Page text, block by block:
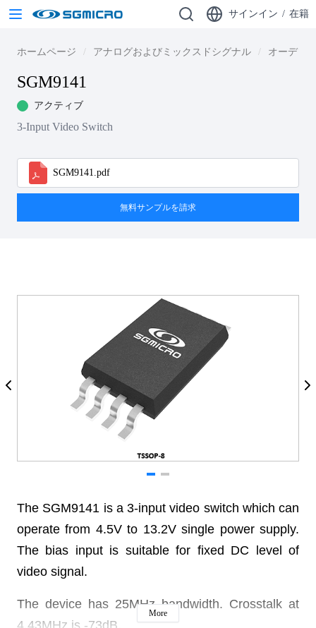
サインイン / 在籍
ホームページ アナログおよびミックスドシグナル オーディ
SGM9141
アクティブ
3-Input Video Switch
SGM9141.pdf
無料サンプルを請求
The SGM9141 is a 3-input video switch which can
operate from 4.5V to 13.2V single power supply.
The bias input is suitable for fixed DC level of
video signal.
The device has 25MHz bandwidth. Crosstalk at
4.43MHz is -73dB.
More